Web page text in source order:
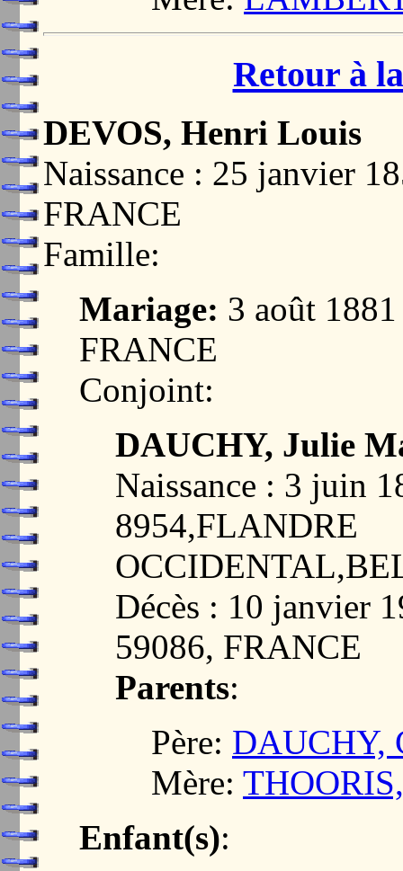
Retour à
DEVOS, Henri Louis
Naissance : 25 janvier
FRANCE
Famille:
Mariage: 3 août
FRANCE
Conjoint:
DAUCHY, Julie
Naissance : 3 juin
8954,FLANDRE
Décès : 10 janvier
59086, FRANCE
Parents:
Père: DAUCHY,
Mère:
Enfant(s):